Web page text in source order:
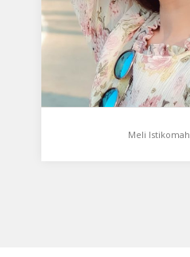
:160…
Meli Istikomah